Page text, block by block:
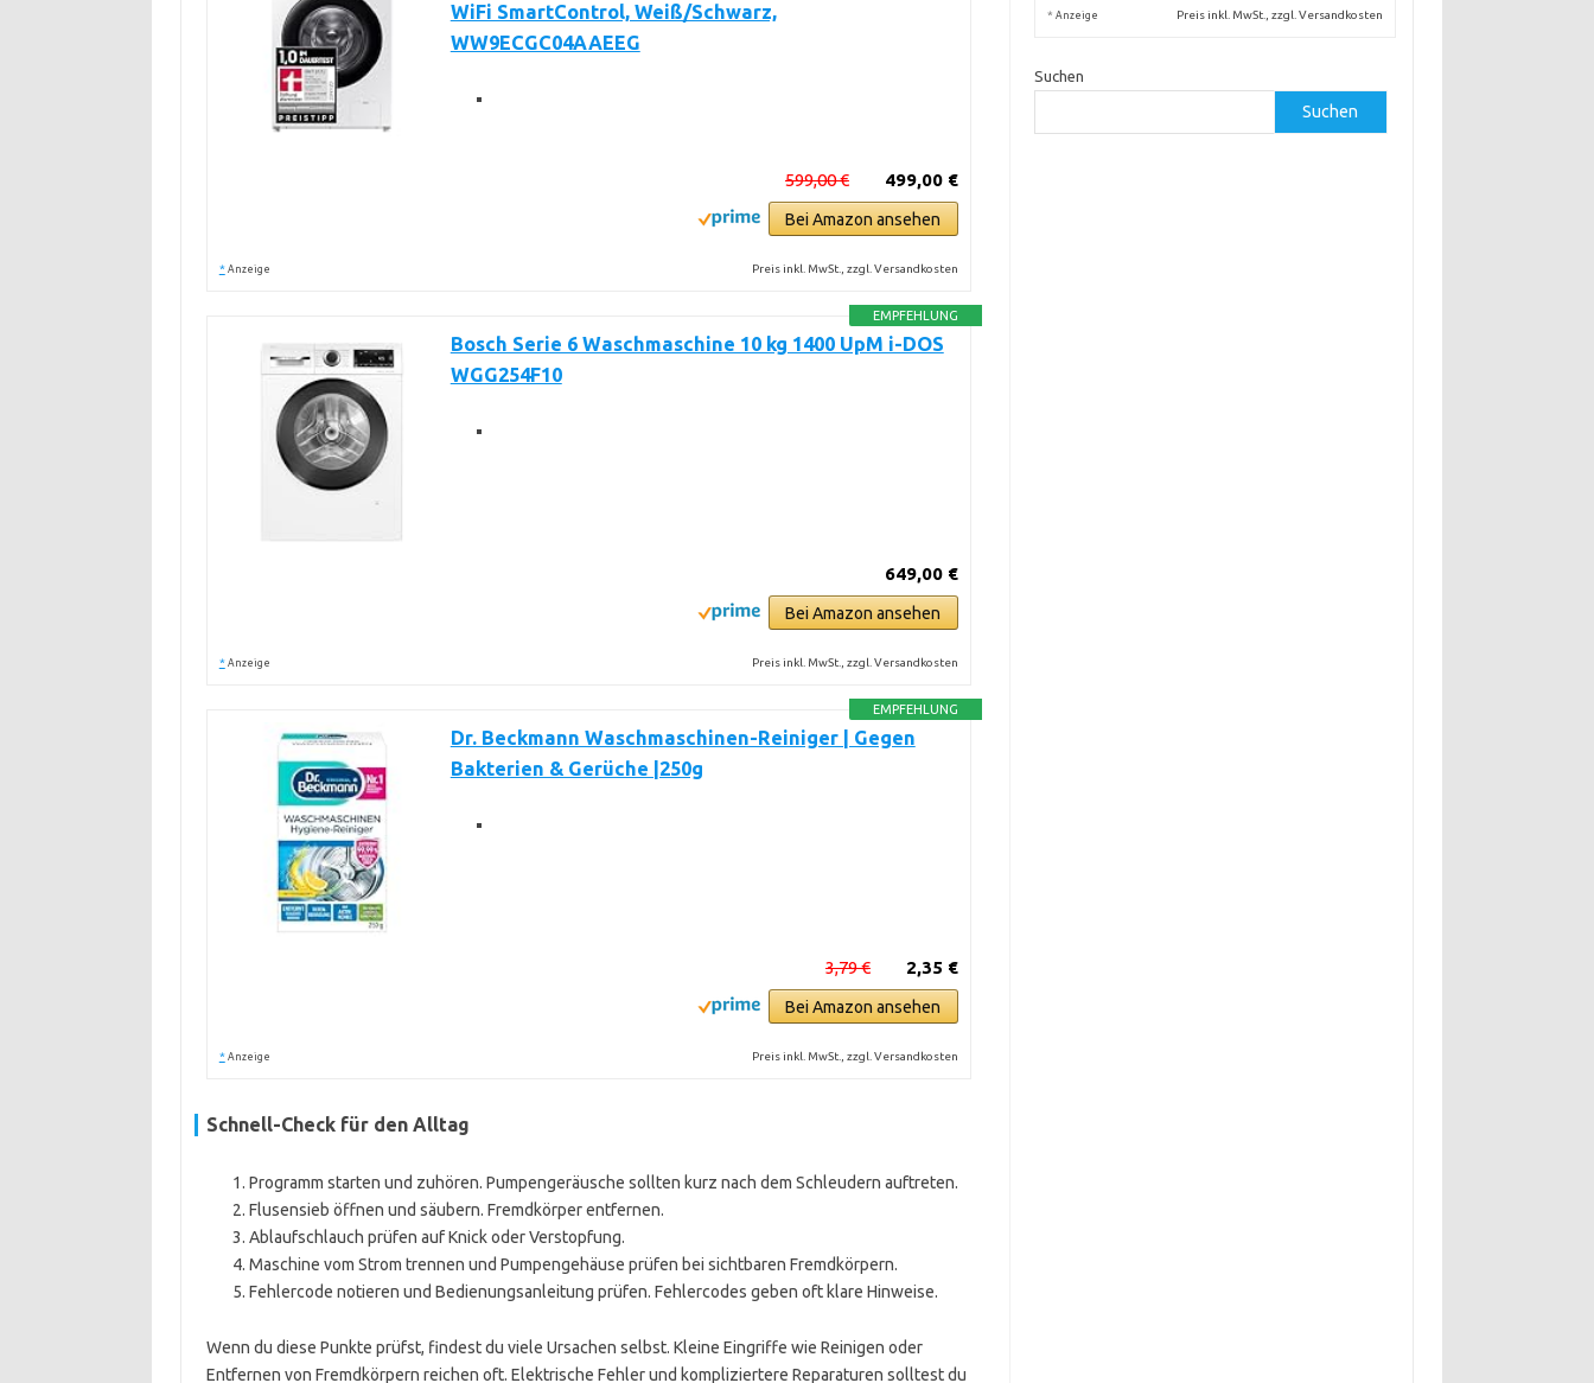
WiFi SmartControl, Weiß/Schwarz,
WW9ECGC04AAEEG
499,00 €
599,00 €
Bei Amazon ansehen
* Anzeige Preis inkl. MwSt., zzgl. Versandkosten
EMPFEHLUNG
Bosch Serie 6 Waschmaschine 10 kg 1400 UpM i-DOS
WGG254F10
649,00 €
Bei Amazon ansehen
* Anzeige Preis inkl. MwSt., zzgl. Versandkosten
EMPFEHLUNG
Dr. Beckmann Waschmaschinen-Reiniger | Gegen
Bakterien & Gerüche |250g
2,35 €
3,79 €
Bei Amazon ansehen
* Anzeige Preis inkl. MwSt., zzgl. Versandkosten
Schnell-Check für den Alltag
Programm starten und zuhören. Pumpengeräusche sollten kurz nach dem Schleudern auftreten.
Flusensieb öffnen und säubern. Fremdkörper entfernen.
Ablaufschlauch prüfen auf Knick oder Verstopfung.
Maschine vom Strom trennen und Pumpengehäuse prüfen bei sichtbaren Fremdkörpern.
Fehlercode notieren und Bedienungsanleitung prüfen. Fehlercodes geben oft klare Hinweise.
Wenn du diese Punkte prüfst, findest du viele Ursachen selbst. Kleine Eingriffe wie Reinigen oder
Entfernen von Fremdkörpern reichen oft. Elektrische Fehler und kompliziertere Reparaturen solltest du
* Anzeige Preis inkl. MwSt., zzgl. Versandkosten
Suchen
Suchen